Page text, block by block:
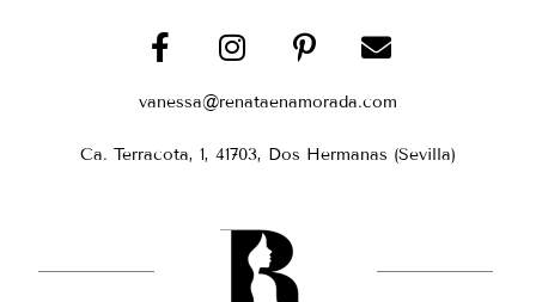
vanessa@renataenamorada.com
Ca. Terracota, 1, 41703, Dos Hermanas (Sevilla)